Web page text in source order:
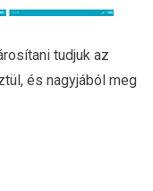
tudjuk az
és nagyjából meg